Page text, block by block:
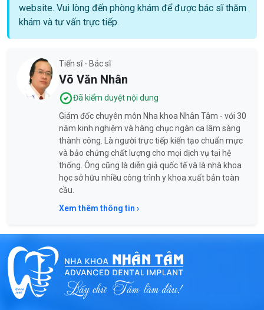
website. Vui lòng đến phòng khám để được bác sĩ thăm
khám và tư vấn trực tiếp.
Tiến sĩ - Bác sĩ
Võ Văn Nhân
Đã kiểm duyệt nội dung
Giám đốc chuyên môn Nha khoa Nhân Tâm - với 30
năm kinh nghiệm và hàng chục ngàn ca lâm sàng
thành công. Là người trực tiếp kiến tạo chuẩn mực
và bảo chứng chất lượng cho mọi dịch vụ tại hệ
thống. Ông cũng là diễn giả quốc tế và là nhà khoa
học sở hữu nhiều công trình y khoa xuất bản toàn
cầu.
Xem thêm thông tin ›